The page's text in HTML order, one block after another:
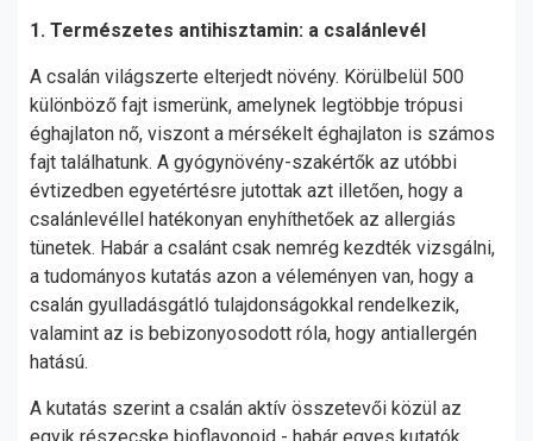
1. Természetes antihisztamin: a csalánlevél
A csalán világszerte elterjedt növény. Körülbelül 500
különböző fajt ismerünk, amelynek legtöbbje trópusi
éghajlaton nő, viszont a mérsékelt éghajlaton is számos
fajt találhatunk. A gyógynövény-szakértők az utóbbi
évtizedben egyetértésre jutottak azt illetően, hogy a
csalánlevéllel hatékonyan enyhíthetőek az allergiás
tünetek. Habár a csalánt csak nemrég kezdték vizsgálni,
a tudományos kutatás azon a véleményen van, hogy a
csalán gyulladásgátló tulajdonságokkal rendelkezik,
valamint az is bebizonyosodott róla, hogy antiallergén
hatású.
A kutatás szerint a csalán aktív összetevői közül az